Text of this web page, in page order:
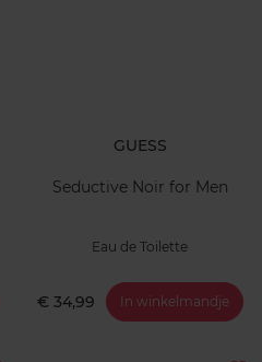
GUESS
Seductive Noir for Men
Eau de Toilette
€ 34,99 In winkelmandje